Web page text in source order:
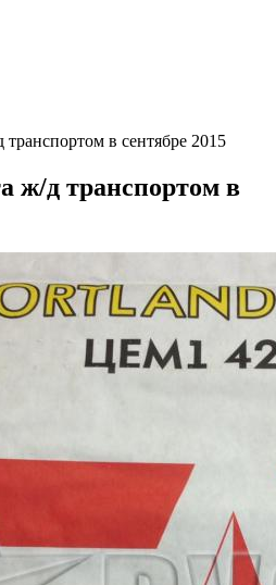
в сентябре 2015
ж/д транспортом в